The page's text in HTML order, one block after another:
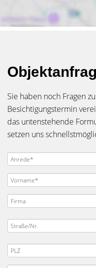
Sie haben noch Fragen
Besichtigungstermin
das untenstehende
setzen uns